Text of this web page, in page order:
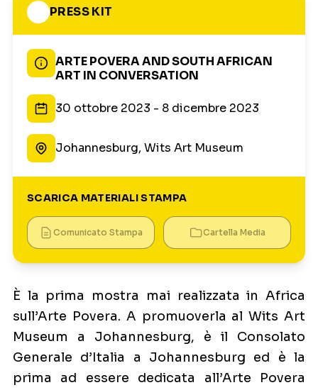
PRESS KIT
ARTE POVERA AND SOUTH AFRICAN
ART IN CONVERSATION
30 ottobre 2023 - 8 dicembre 2023
Johannesburg, Wits Art Museum
SCARICA MATERIALI STAMPA
Comunicato Stampa Cartella Media
È la prima mostra mai realizzata in Africa
sull’Arte Povera. A promuoverla al Wits Art
Museum a Johannesburg, è il Consolato
Generale d’Italia a Johannesburg ed è la
prima ad essere dedicata all’Arte Povera